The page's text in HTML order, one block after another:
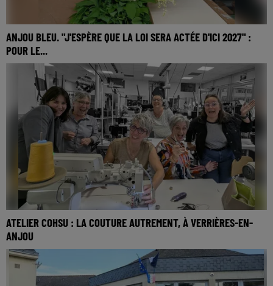
ANJOU BLEU. "J'ESPÈRE QUE LA LOI SERA ACTÉE D'ICI 2027" :
POUR LE...
Cette année, le gouvernement a acté l'autorisation de faire
travailler les salariés volontaires le 1er mai. Pour rappel, ces
deux professions avaient déjà...
ATELIER COHSU : LA COUTURE AUTREMENT, À VERRIÈRES-EN-
ANJOU